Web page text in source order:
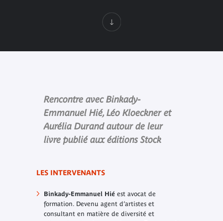
Rencontre avec Binkady-
Emmanuel Hié, Léo Kloeckner et
Aurélia Durand autour de leur
livre publié aux éditions Stock
LES INTERVENANTS
Binkady-Emmanuel Hiéest avocat de
formation. Devenu agent d’artistes et
consultant en matière de diversité et